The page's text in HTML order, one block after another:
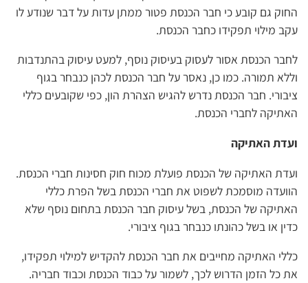
החוק גם קובע כי חבר הכנסת פטור ממתן עדות על דבר שנודע לו
עקב מילוי תפקידו כחבר הכנסת.
לחבר הכנסת אסור לעסוק בעיסוק נוסף, למעט עיסוק בהתנדבות
וללא תמורה. כמו כן, נאסר על חבר הכנסת לכהן כנבחר בגוף
ציבורי. חבר הכנסת נדרש להגיש הצהרת הון, כפי שקובעים כללי
האתיקה לחברי הכנסת.
ועדת האתיקה
ועדת האתיקה של הכנסת פועלת מכוח חוק חסינות חברי הכנסת.
הוועדה מוסמכת לשפוט את חברי הכנסת בשל הפרת כללי
האתיקה של הכנסת, בשל עיסוק חבר הכנסת בתחום נוסף שלא
כדין או בשל כהונתו כנבחר בגוף ציבורי.
כללי האתיקה מחייבים את חבר הכנסת להקדיש למילוי תפקידו,
את כל הזמן הדרוש לכך, לשמור על כבוד הכנסת וכבוד חבריה.